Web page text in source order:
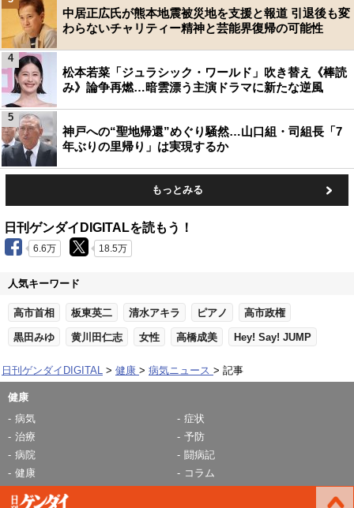
中居正広氏が熊本地震被災地を支援と報道 引退後も変
わらないチャリティー精神と芸能界復帰の可能性
松本若菜「ジュラシック・ワールド」吹き替え《棒読
み》論争再燃…暗雲漂う主演ドラマに新たな逆風
4
神戸への“聖地帰還”めぐり騒然…山口組・司組長「7
年ぶりの里帰り」は実現するか
5
もっとみる
日刊ゲンダイDIGITALを読もう！
6.6万 18.5万
人気キーワード
高市首相 板東英二 清水アキラ ピアノ 高市政権
黒田みゆ 黄川田仁志 女性 高橋成美 Hey! Say! JUMP
日刊ゲンダイDIGITAL 健康 病気ニュース 記事
健康
病気
症状
治療
予防
病院
闘病記
健康
コラム